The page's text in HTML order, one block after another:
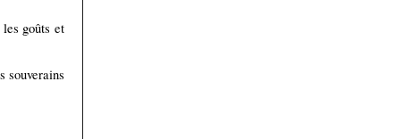
goûts et
souverains